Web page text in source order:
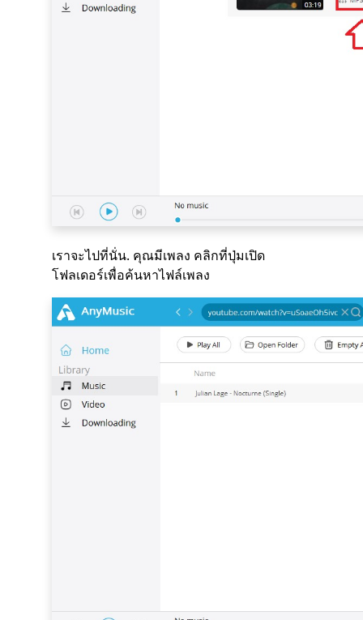
เราจะไปที่นั่น. คุณมีเพลง คลิกที่ปุ่มเปิด
โฟลเดอร์เพื่อค้นหาไฟล์เพลง